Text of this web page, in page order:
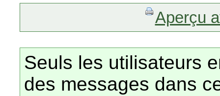
Aperçu
Seuls les utilisateurs
des messages dans